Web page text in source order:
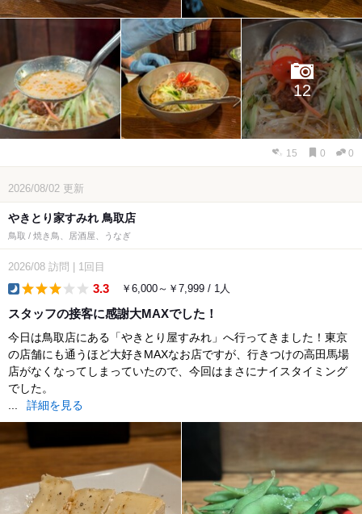
12
15 0 0
2026/08/02 更新
やきとり家すみれ 鳥取店
鳥取 / 焼き鳥、居酒屋、うなぎ
2026/08 訪問 1回目
3.3 ￥6,000～￥7,999 / 1人
スタッフの接客に感謝大MAXでした！
今日は鳥取店にある「やきとり屋すみれ」へ行ってきました！東京
の店舗にも通うほど大好きMAXなお店ですが、行きつけの高田馬場
店がなくなってしまっていたので、今回はまさにナイスタイミング
でした。
詳細を見る